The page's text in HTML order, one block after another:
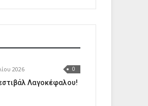
2026 0
Λαγοκέφαλου!